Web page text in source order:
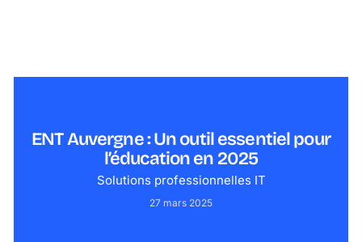
ENT Auvergne : Un outil essentiel pour
l’éducation en 2025
Solutions professionnelles IT
27 mars 2025